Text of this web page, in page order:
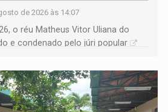
de 2026 às 14:07
o réu Matheus Vitor Uliana do
e condenado pelo júri popular